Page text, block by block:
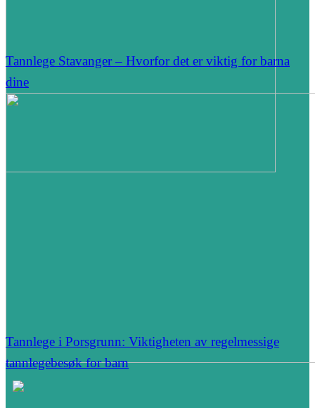
Tannlege Stavanger – Hvorfor det er viktig for barna
dine
Tannlege i Porsgrunn: Viktigheten av regelmessige
tannlegebesøk for barn